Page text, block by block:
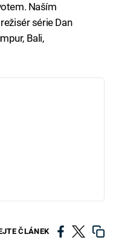
Naším
série Dan
Bali,
ČLÁNEK